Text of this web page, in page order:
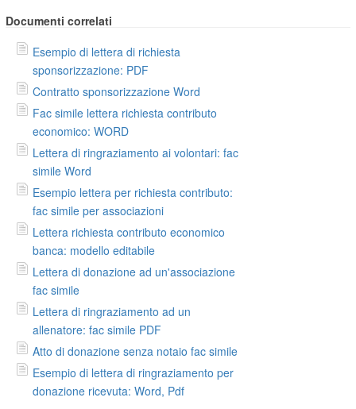
Documenti correlati
Esempio di lettera di richiesta
sponsorizzazione: PDF
Contratto sponsorizzazione Word
Fac simile lettera richiesta contributo
economico: WORD
Lettera di ringraziamento ai volontari: fac
simile Word
Esempio lettera per richiesta contributo:
fac simile per associazioni
Lettera richiesta contributo economico
banca: modello editabile
Lettera di donazione ad un'associazione
fac simile
Lettera di ringraziamento ad un
allenatore: fac simile PDF
Atto di donazione senza notaio fac simile
Esempio di lettera di ringraziamento per
donazione ricevuta: Word, Pdf